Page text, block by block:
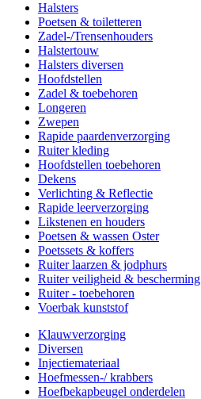
Halsters
Poetsen & toiletteren
Zadel-/Trensenhouders
Halstertouw
Halsters diversen
Hoofdstellen
Zadel & toebehoren
Longeren
Zwepen
Rapide paardenverzorging
Ruiter kleding
Hoofdstellen toebehoren
Dekens
Verlichting & Reflectie
Rapide leerverzorging
Likstenen en houders
Poetsen & wassen Oster
Poetssets & koffers
Ruiter laarzen & jodphurs
Ruiter veiligheid & bescherming
Ruiter - toebehoren
Voerbak kunststof
Klauwverzorging
Diversen
Injectiemateriaal
Hoefmessen-/ krabbers
Hoefbekapbeugel onderdelen